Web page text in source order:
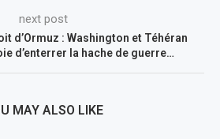
next post
d’Ormuz : Washington et Téhéran
d’enterrer la hache de guerre…
MAY ALSO LIKE